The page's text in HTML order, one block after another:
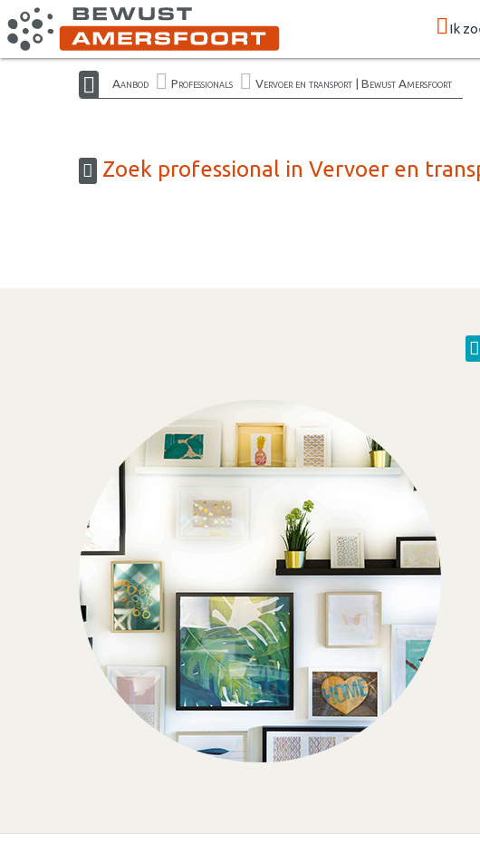
Ik
Aanbod Professionals Vervoer en transport | Bewust Amersfoort
Zoek professional in Vervoer en